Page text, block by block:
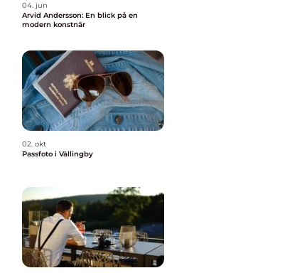
04. jun
Arvid Andersson: En blick på en
modern konstnär
02. okt
Passfoto i Vällingby